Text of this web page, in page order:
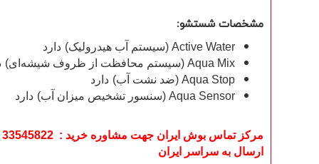
مشخصات شستشو:
Active Water (سیستم آب هیدرولیک)
دارد
Aqua Mix (سیستم محافظت از ظروف شیشه‌ای)
Aqua Stop (ضد نشت آب)
دارد
Aqua Sensor (سنسور تشخیص میزان آب)
دارد
مرکز تماس بوش ایران جهت مشاوره خرید : 33545822 - 33545821 - 33553080
ارسال به سراسر ایران